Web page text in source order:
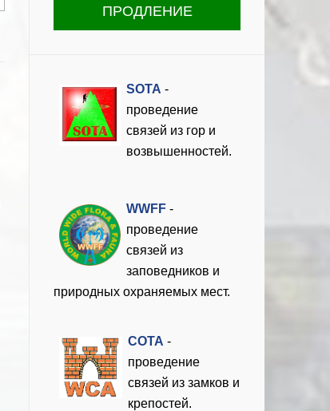
ПРОДЛЕНИЕ
SOTA -
проведение
связей из гор и
возвышенностей.
WWFF -
проведение
связей из
заповедников и
природных охраняемых мест.
COTA -
проведение
связей из замков и
крепостей.